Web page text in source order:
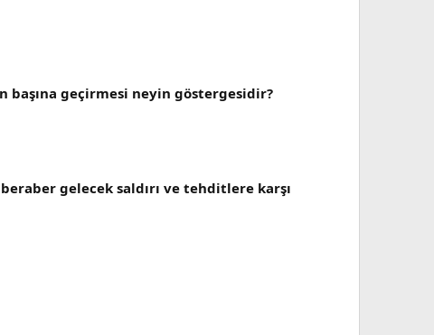
başına geçirmesi neyin göstergesidir?
gelecek saldırı ve tehditlere karşı